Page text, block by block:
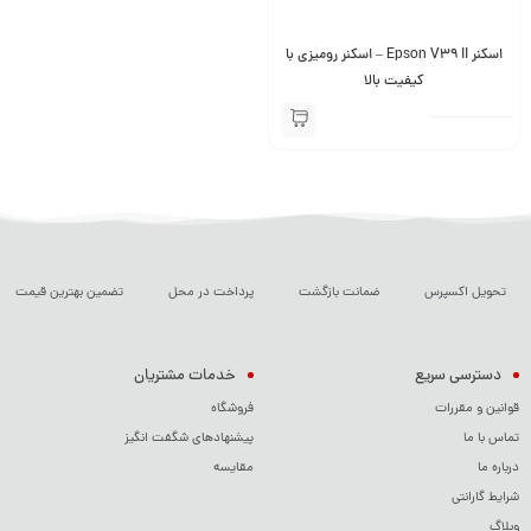
اسکنر Epson V39 II – اسکنر رومیزی با
کیفیت بالا
تحویل اکسپرس ضمانت بازگشت پرداخت در محل تضمین بهترین قیمت
دسترسی سریع
قوانین و مقررات
تماس با ما
درباره ما
شرایط گارانتی
خدمات مشتریان
فروشگاه
پیشنهادهای شگفت انگیز
مقایسه